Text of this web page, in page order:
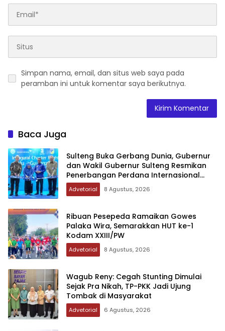
Simpan nama, email, dan situs web saya pada
peramban ini untuk komentar saya berikutnya.
Baca Juga
Sulteng Buka Gerbang Dunia, Gubernur
dan Wakil Gubernur Sulteng Resmikan
Penerbangan Perdana Internasional
Palu-Guangzhou
Advetorial 8 Agustus, 2026
Ribuan Pesepeda Ramaikan Gowes
Palaka Wira, Semarakkan HUT ke-1
Kodam XXIII/PW
Advetorial 8 Agustus, 2026
Wagub Reny: Cegah Stunting Dimulai
Sejak Pra Nikah, TP-PKK Jadi Ujung
Tombak di Masyarakat
Advetorial 6 Agustus, 2026